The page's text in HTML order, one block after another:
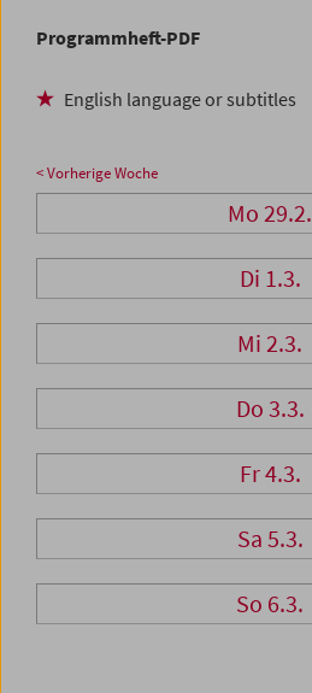
Programmheft-PDF
English language or subtitles
< Vorherige Woche
Mo 29.2.
Di 1.3.
Mi 2.3.
Do 3.3.
Fr 4.3.
Sa 5.3.
So 6.3.